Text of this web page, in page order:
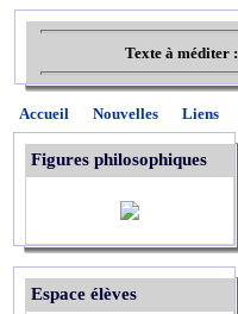
Texte à méditer :
Accueil Nouvelles Liens
Figures philosophiques
Espace élèves